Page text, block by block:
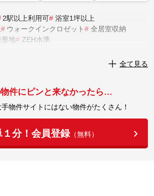
2駅以上利用可# 浴室1坪以上
# ウォークインクロゼット# 全居室収納
形地# ZEH水準
の物件を見学してみませんか？
際に見学してみる
全て見る
件にピンと来なかったら…
物件サイトにはない物件がたくさん！
１分！会員登録（無料）